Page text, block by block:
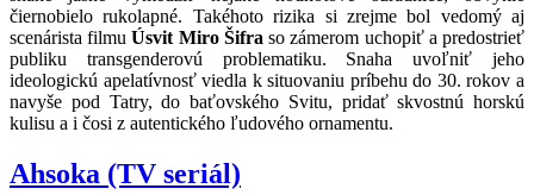
čiernobielo rukolapné. Takéhoto rizika si zrejme bol vedomý aj
scenárista filmuÚsvit Miro Šifra so zámerom uchopiť a predostrieť
publiku transgenderovú problematiku. Snaha uvoľniť jeho
ideologickú apelatívnosť viedla k situovaniu príbehu do 30. rokov a
navyše pod Tatry, do baťovského Svitu, pridať skvostnú horskú
kulisu a i čosi z autentického ľudového ornamentu.
Ahsoka (TV seriál)